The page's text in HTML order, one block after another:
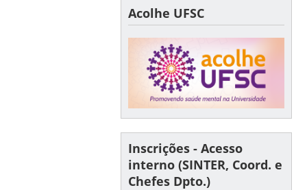
Acolhe UFSC
Inscrições - Acesso
interno (SINTER, Coord. e
Chefes Dpto.)